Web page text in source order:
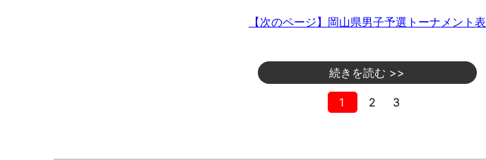
【次のページ】岡山県男子予選トーナメント表
続きを読む >>
1 2 3